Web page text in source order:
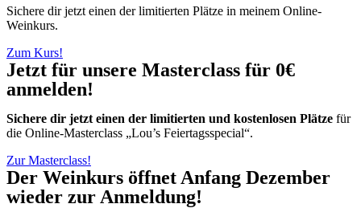
Sichere dir jetzt einen der limitierten Plätze in meinem Online-
Weinkurs.
Zum Kurs!
Jetzt für unsere Masterclass für 0€
anmelden!
Sichere dir jetzt einen der limitierten und kostenlosen Plätze für
die Online-Masterclass „Lou’s Feiertagsspecial“.
Zur Masterclass!
Der Weinkurs öffnet Anfang Dezember
wieder zur Anmeldung!